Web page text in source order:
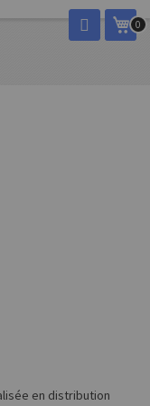
0
en distribution